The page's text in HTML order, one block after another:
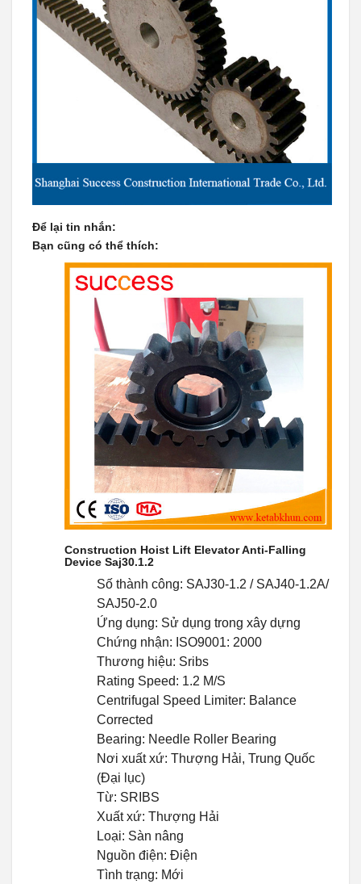
Để lại tin nhắn:
Bạn cũng có thể thích:
Construction Hoist Lift Elevator Anti-Falling
Device Saj30.1.2
Số thành công: SAJ30-1.2 / SAJ40-1.2A/
SAJ50-2.0
Ứng dụng: Sử dụng trong xây dựng
Chứng nhận: ISO9001: 2000
Thương hiệu: Sribs
Rating Speed: 1.2 M/S
Centrifugal Speed Limiter: Balance
Corrected
Bearing: Needle Roller Bearing
Nơi xuất xứ: Thượng Hải, Trung Quốc
(Đại lục)
Từ: SRIBS
Xuất xứ: Thượng Hải
Loại: Sàn nâng
Nguồn điện: Điện
Tình trạng: Mới